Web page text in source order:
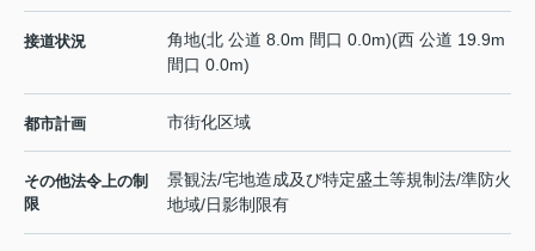
接道状況
角地(北 公道 8.0m 間口 0.0m)(西 公道 19.9m
間口 0.0m)
都市計画 市街化区域
その他法令上の制
限
景観法/宅地造成及び特定盛土等規制法/準防火
地域/日影制限有